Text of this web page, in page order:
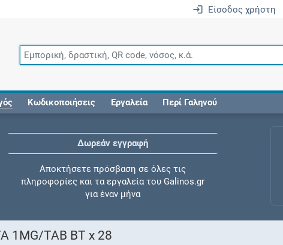
Είσοδος χρήστη
Κωδικοποιήσεις Εργαλεία Περί Γαληνού
Δωρεάν εγγραφή
Αποκτήσετε πρόσβαση σε όλες τις
πληροφορίες και τα εργαλεία του Galinos.gr
για έναν μήνα
1MG/TAB BT x 28